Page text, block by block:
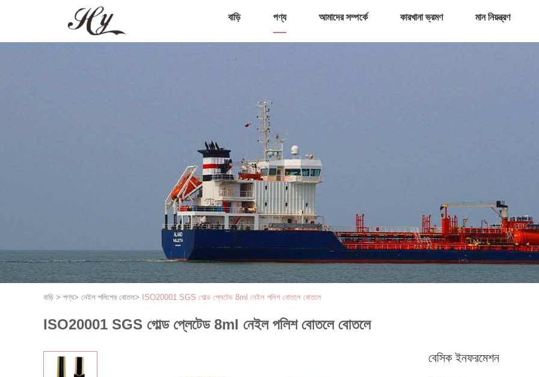
বাড়ি পণ্য আমাদের সম্পর্কে কারখানা ভ্রমণ মান নিয়ন্ত্রণ
বাড়ি > পণ্য> নেইল পলিশের বোতল> ISO20001 SGS গোল্ড প্লেটেড 8ml নেইল পলিশ বোতলে বোতলে
ISO20001 SGS গোল্ড প্লেটেড 8ml নেইল পলিশ বোতলে বোতলে
বেসিক ইনফরমেশন